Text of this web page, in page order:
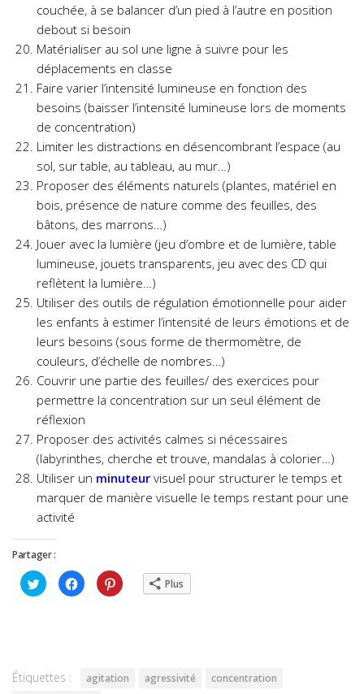
couchée, à se balancer d’un pied à l’autre en position
debout si besoin
Matérialiser au sol une ligne à suivre pour les
déplacements en classe
Faire varier l’intensité lumineuse en fonction des
besoins (baisser l’intensité lumineuse lors de moments
de concentration)
Limiter les distractions en désencombrant l’espace (au
sol, sur table, au tableau, au mur…)
Proposer des éléments naturels (plantes, matériel en
bois, présence de nature comme des feuilles, des
bâtons, des marrons…)
Jouer avec la lumière (jeu d’ombre et de lumière, table
lumineuse, jouets transparents, jeu avec des CD qui
reflètent la lumière…)
Utiliser des outils de régulation émotionnelle pour aider
les enfants à estimer l’intensité de leurs émotions et de
leurs besoins (sous forme de thermomètre, de
couleurs, d’échelle de nombres…)
Couvrir une partie des feuilles/ des exercices pour
permettre la concentration sur un seul élément de
réflexion
Proposer des activités calmes si nécessaires
(labyrinthes, cherche et trouve, mandalas à colorier…)
Utiliser un minuteur visuel pour structurer le temps et
marquer de manière visuelle le temps restant pour une
activité
Partager :
Cliquez
pour
partager
Cliquez
pour
partager
Cliquez
pour Plus
Étiquettes : agitation agressivité concentration